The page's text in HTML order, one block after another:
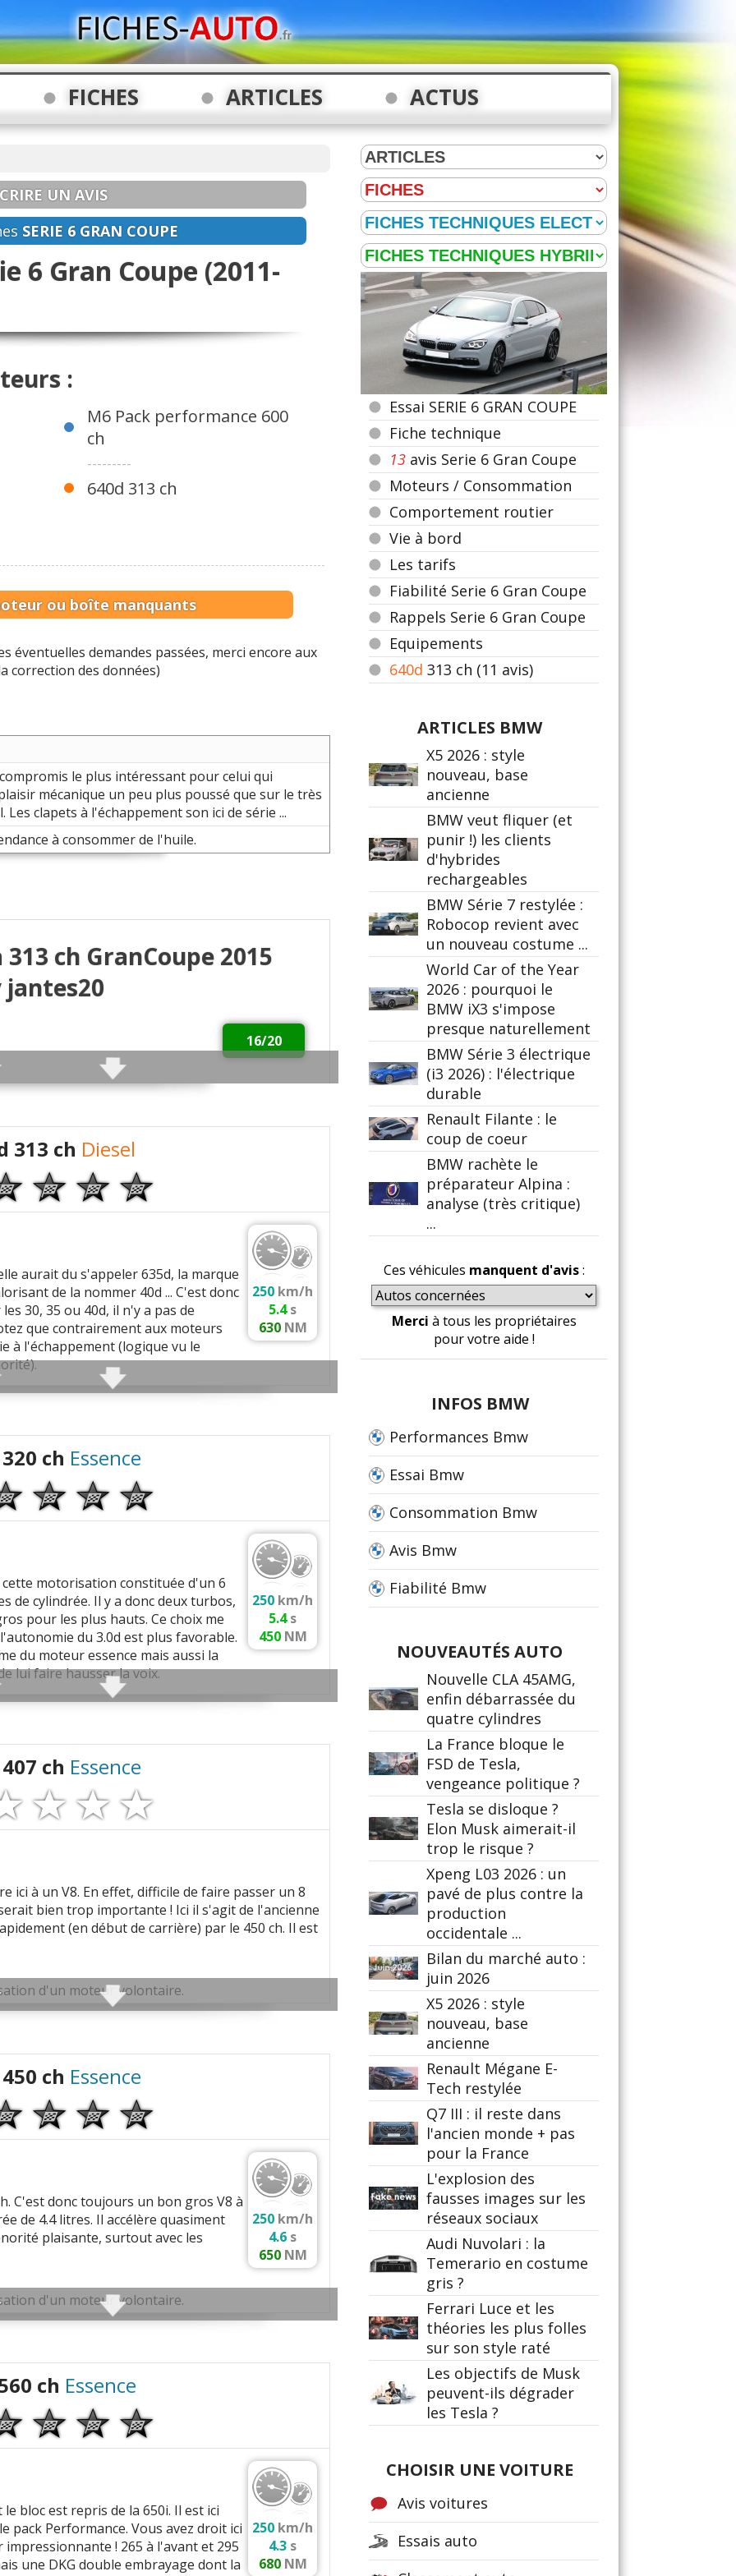
FICHES ARTICLES ACTUS
UN AVIS
SERIE 6 GRAN COUPE
6 Gran Coupe (2011-
:
M6 Pack performance 600
ch
---------
640d 313 ch
ou boîte manquants
éventuelles demandes passées, merci encore aux
correction des données)
le plus intéressant pour celui qui
mécanique un peu plus poussé que sur le très
Les clapets à l'échappement son ici de série ...
à consommer de l'huile.
ch GranCoupe 2015
jantes20
16/20
grand plaisir sur route sèche, mais aussi mouillée.
capot.
km.
a perdu ses lumières.
ans,
le commentaire après validation)
les autresavis >>
313 ch Diesel
250 km/h
5.4 s
630 NM
aurait du s'appeler 635d, la marque
de la nommer 40d ... C'est donc
30, 35 ou 40d, il n'y a pas de
que contrairement aux moteurs
à l'échappement (logique vu le
min, 630 Nm a 1500 tr/min
cyl, En ligne
bars, Injecteurs piezoelectriques, Rampe
entre arbres à c.)
classique
16.5:1
une erreur
climatiques
Meilleure répartition des masses
de route / Conso idéal
(5 DERNIERStémoignages) :
2015 xDrive MSport 20cv jantes20)
313 ch Année 2017, jantes 20 pouces, 112000km,
19 m sport 2017)
ch Essence
250 km/h
5.4 s
450 NM
motorisation constituée d'un 6
de cylindrée. Il y a donc deux turbos,
pour les plus hauts. Ce choix me
du 3.0d est plus favorable.
du moteur essence mais aussi la
lui faire hausser la voix.
450 Nm a 1400 tr/min
Injecteurs solenoides
entre arbres à c.)
classique
10.2:1
Meilleure répartition des masses)
ch Essence
ici à un V8. En effet, difficile de faire passer un 8
bien trop importante ! Ici il s'agit de l'ancienne
(en début de carrière) par le 450 ch. Il est
d'un moteur volontaire.
) favorisant une consommation réduite.
motorisation
la déclinaison650i>>
ch Essence
250 km/h
4.6 s
650 NM
C'est donc toujours un bon gros V8 à
de 4.4 litres. Il accélère quasiment
plaisante, surtout avec les
d'un moteur volontaire.
650 Nm a 2000 tr/min
cyl, En V
Injecteurs solenoides
scroll
ch Essence
250 km/h
4.3 s
680 NM
bloc est repris de la 650i. Il est ici
pack Performance. Vous avez droit ici
! 265 à l'avant et 295
une DKG double embrayage dont la
Essai SERIE 6 GRAN COUPE
Fiche technique
13 avis Serie 6 Gran Coupe
Moteurs / Consommation
Comportement routier
Vie à bord
Les tarifs
Fiabilité Serie 6 Gran Coupe
Rappels Serie 6 Gran Coupe
Equipements
640d 313 ch (11 avis)
ARTICLES BMW
X5 2026 : style
nouveau, base
ancienne
BMW veut fliquer (et
punir !) les clients
d'hybrides
rechargeables
BMW Série 7 restylée :
Robocop revient avec
un nouveau costume ...
World Car of the Year
2026 : pourquoi le
BMW iX3 s'impose
presque naturellement
BMW Série 3 électrique
(i3 2026) : l'électrique
durable
Renault Filante : le
coup de coeur
BMW rachète le
préparateur Alpina :
analyse (très critique)
...
Ces véhicules manquent d'avis:
Merci à tous les propriétaires
pour votre aide !
INFOS BMW
Performances Bmw
Essai Bmw
Consommation Bmw
Avis Bmw
Fiabilité Bmw
NOUVEAUTÉS AUTO
Nouvelle CLA 45AMG,
enfin débarrassée du
quatre cylindres
La France bloque le
FSD de Tesla,
vengeance politique ?
Tesla se disloque ?
Elon Musk aimerait-il
trop le risque ?
Xpeng L03 2026 : un
pavé de plus contre la
production
occidentale ...
Bilan du marché auto :
juin 2026
X5 2026 : style
nouveau, base
ancienne
Renault Mégane E-
Tech restylée
Q7 III : il reste dans
l'ancien monde + pas
pour la France
L'explosion des
fausses images sur les
réseaux sociaux
Audi Nuvolari : la
Temerario en costume
gris ?
Ferrari Luce et les
théories les plus folles
sur son style raté
Les objectifs de Musk
peuvent-ils dégrader
les Tesla ?
CHOISIR UNE VOITURE
Avis voitures
Essais auto